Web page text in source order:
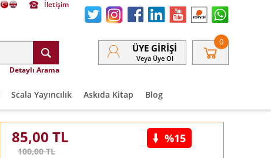
İletişim
Detaylı Arama
ÜYE GIRIŞI
Veya Üye Ol
0
Scala Yayıncılık Askıda Kitap Blog
85,00 TL
100,00TL
%15